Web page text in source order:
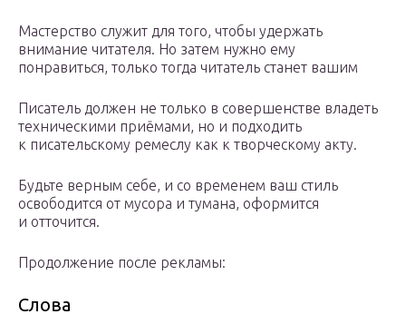
Мастерство служит для того, чтобы удержать
внимание читателя. Но затем нужно ему
понравиться, только тогда читатель станет вашим
Писатель должен не только в совершенстве владеть
техническими приёмами, но и подходить
к писательскому ремеслу как к творческому акту.
Будьте верным себе, и со временем ваш стиль
освободится от мусора и тумана, оформится
и отточится.
Продолжение после рекламы:
Слова